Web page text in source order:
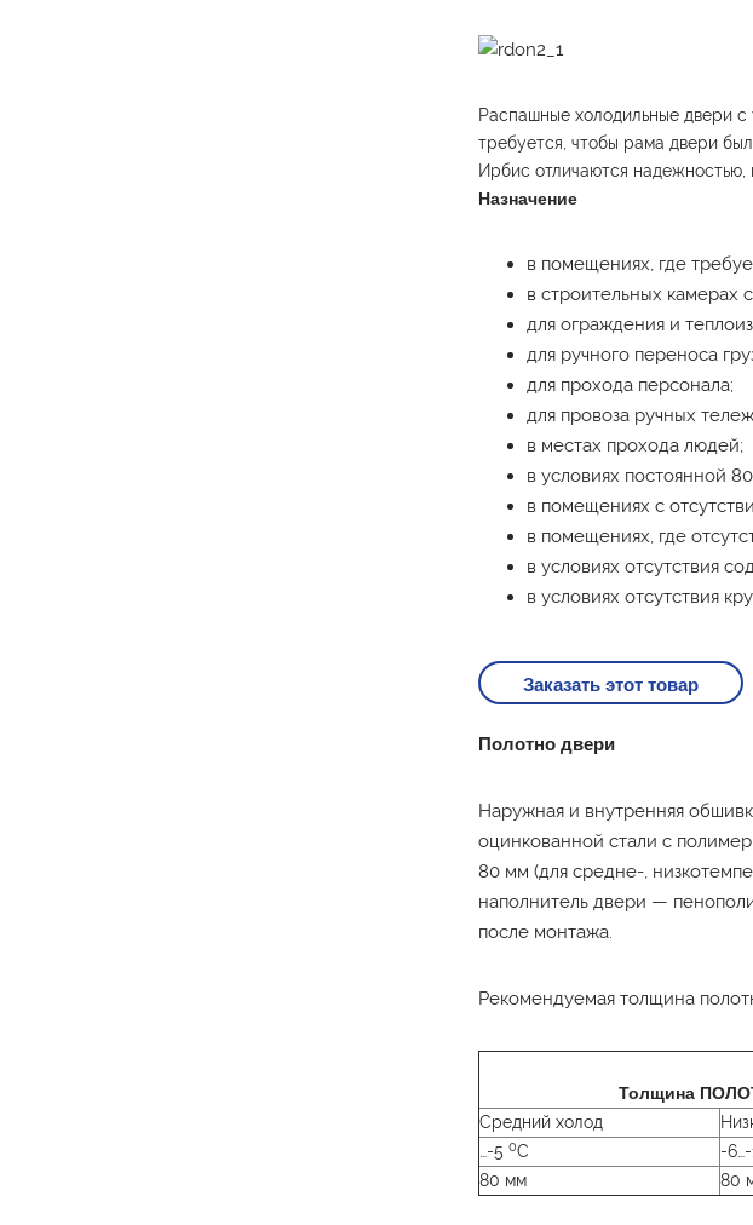
Распашные холодильные двери
требуется, чтобы рама двери
Ирбис отличаются надежностью,
Назначение
в помещениях, где
в строительных камерах
для ограждения и
для ручного переноса
для прохода персонала;
для провоза ручных
в местах прохода людей;
в условиях постоянной
в помещениях с
в помещениях, где
в условиях отсутствия
в условиях отсутствия
Заказать этот товар
Полотно двери
Наружная и внутренняя
оцинкованной стали с
80 мм (для средне-,
наполнитель двери —
после монтажа.
Рекомендуемая толщина
Толщина
Средний холод
…-5 0C -
80 мм
80